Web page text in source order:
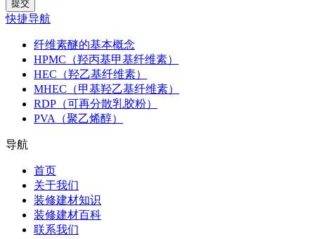
快捷导航
纤维素醚的基本概念
HPMC（羟丙基甲基纤维素）
HEC（羟乙基纤维素）
MHEC（甲基羟乙基纤维素）
RDP（可再分散乳胶粉）
PVA（聚乙烯醇）
导航
首页
关于我们
装修建材知识
装修建材百科
联系我们